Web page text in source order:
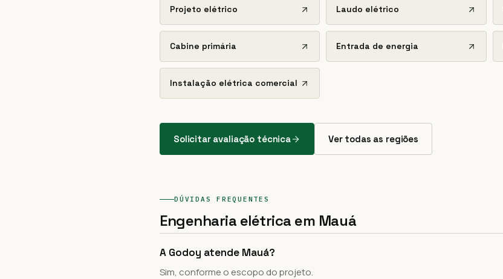
Projeto elétrico Laudo elétrico
Cabine primária Entrada de energia
Instalação elétrica comercial
Solicitar avaliação técnica Ver todas as regiões
DÚVIDAS FREQUENTES
Engenharia elétrica em Mauá
A Godoy atende Mauá?
Sim, conforme o escopo do projeto.